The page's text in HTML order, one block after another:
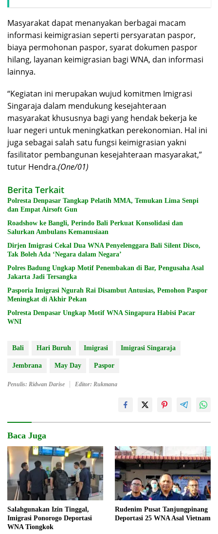
Masyarakat dapat menanyakan berbagai macam
informasi keimigrasian seperti persyaratan paspor,
biaya permohonan paspor, syarat dokumen paspor
hilang, layanan keimigrasian bagi WNA, dan informasi
lainnya.
“Kegiatan ini merupakan wujud komitmen Imigrasi
Singaraja dalam mendukung kesejahteraan
masyarakat khususnya bagi yang hendak bekerja ke
luar negeri untuk meningkatkan perekonomian. Hal ini
juga sebagai salah satu fungsi keimigrasian yakni
fasilitator pembangunan kesejahteraan masyarakat,”
tutur Hendra.(One/01)
Berita Terkait
Polresta Denpasar Tangkap Pelatih MMA, Temukan Lima Senpi
dan Empat Airsoft Gun
Roadshow ke Bangli, Perindo Bali Perkuat Konsolidasi dan
Salurkan Ambulans Kemanusiaan
Dirjen Imigrasi Cekal Dua WNA Penyelenggara Bali Silent Disco,
Tak Boleh Ada ‘Negara dalam Negara’
Polres Badung Ungkap Motif Penembakan di Bar, Pengusaha Asal
Jakarta Jadi Tersangka
Pasporia Imigrasi Ngurah Rai Disambut Antusias, Pemohon Paspor
Meningkat di Akhir Pekan
Polresta Denpasar Ungkap Motif WNA Singapura Habisi Pacar
WNI
Bali Hari Buruh Imigrasi Imigrasi Singaraja
Jembrana May Day Paspor
Penulis: Ridwan Darise Editor: Rukmana
Baca Juga
Salahgunakan Izin Tinggal,
Imigrasi Ponorogo Deportasi
WNA Tiongkok
Rudenim Pusat Tanjungpinang
Deportasi 25 WNA Asal Vietnam